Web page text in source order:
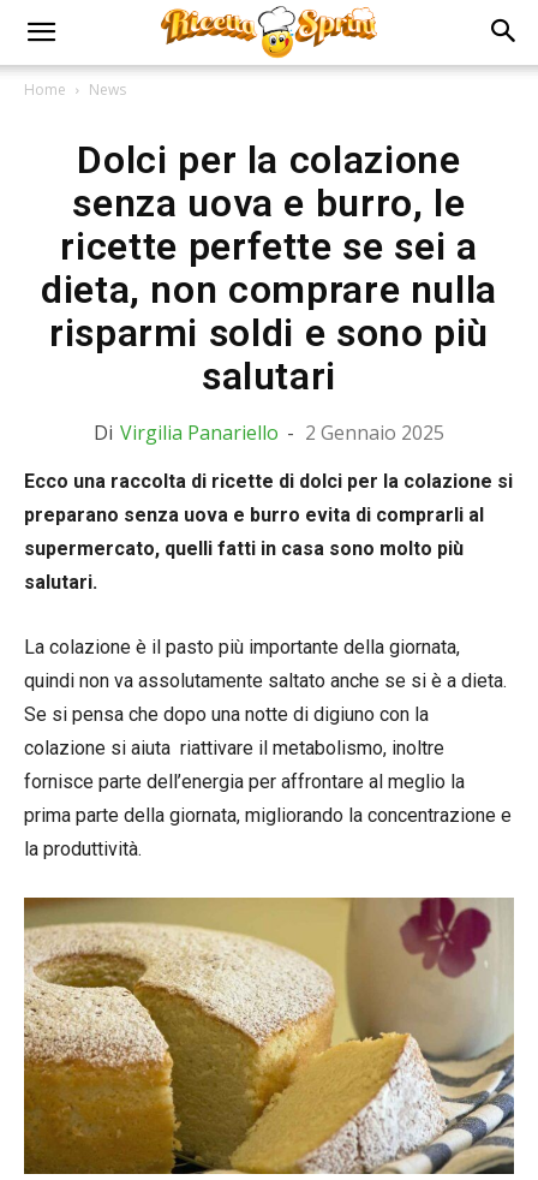
Home News
Dolci per la colazione
senza uova e burro, le
ricette perfette se sei a
dieta, non comprare nulla
risparmi soldi e sono più
salutari
Di Virgilia Panariello - 2 Gennaio 2025
Ecco una raccolta di ricette di dolci per la colazione si
preparano senza uova e burro evita di comprarli al
supermercato, quelli fatti in casa sono molto più
salutari.
La colazione è il pasto più importante della giornata,
quindi non va assolutamente saltato anche se si è a dieta.
Se si pensa che dopo una notte di digiuno con la
colazione si aiuta riattivare il metabolismo, inoltre
fornisce parte dell’energia per affrontare al meglio la
prima parte della giornata, migliorando la concentrazione e
la produttività.